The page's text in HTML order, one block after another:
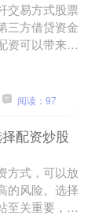
交易方式股票
三方借贷资金
资可以带来更
巨大的风
阅读：97
配资炒股
方式，可以放
的风险。选择
至关重要，它